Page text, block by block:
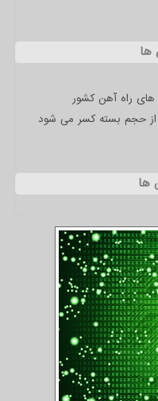
ها
راه آهن کشور
از حجم بسته کسر می شود
ها